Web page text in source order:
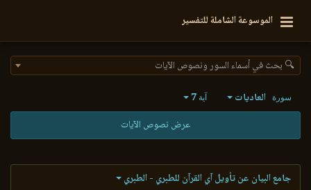
الموسوعة الشاملة للتفسير
🔍 بحث في أسماء السور ونصوص الآيات
سورة العاديات آية 7
عرض نصوص الآيات
جامع البيان عن تأويل آي القرآن للطبري - الطبري